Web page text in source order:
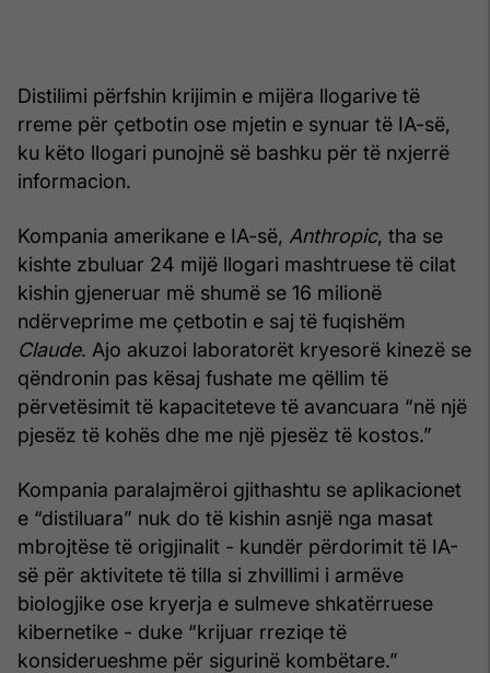
Distilimi përfshin krijimin e mijëra llogarive të
rreme për çetbotin ose mjetin e synuar të IA-së,
ku këto llogari punojnë së bashku për të nxjerrë
informacion.
Kompania amerikane e IA-së, Anthropic, tha se
kishte zbuluar 24 mijë llogari mashtruese të cilat
kishin gjeneruar më shumë se 16 milionë
ndërveprime me çetbotin e saj të fuqishëm
Claude. Ajo akuzoi laboratorët kryesorë kinezë se
qëndronin pas kësaj fushate me qëllim të
përvetësimit të kapaciteteve të avancuara “në një
pjesëz të kohës dhe me një pjesëz të kostos.”
Kompania paralajmëroi gjithashtu se aplikacionet
e “distiluara” nuk do të kishin asnjë nga masat
mbrojtëse të origjinalit - kundër përdorimit të IA-
së për aktivitete të tilla si zhvillimi i armëve
biologjike ose kryerja e sulmeve shkatërruese
kibernetike - duke “krijuar rreziqe të
konsiderueshme për sigurinë kombëtare.”